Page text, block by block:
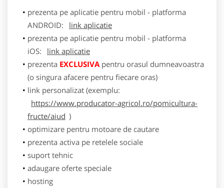
prezenta pe aplicatie pentru mobil - platforma
ANDROID:
link aplicatie
prezenta pe aplicatie pentru mobil - platforma
iOS:
link aplicatie
prezenta EXCLUSIVApentru orasul dumneavoastra
(o singura afacere pentru fiecare oras)
link personalizat (exemplu:
https://www.producator-agricol.ro/pomicultura-
fructe/aiud )
optimizare pentru motoare de cautare
prezenta activa pe retelele sociale
suport tehnic
adaugare oferte speciale
hosting